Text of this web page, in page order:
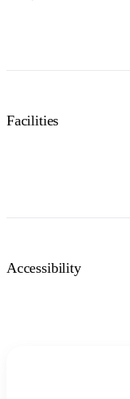
Facilities
Accessibility